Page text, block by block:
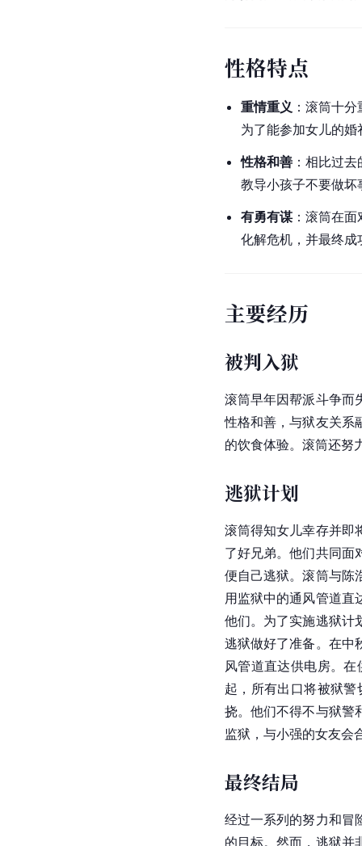
性格特点
重情重义 ：滚筒十
为了能参加女儿的
性格和善 ：相比过
教导小孩子不要做
有勇有谋：滚筒在面
化解危机，并最终
主要经历
被判入狱
滚筒早年因帮派斗争而
性格和善，与狱友关系
的饮食体验。滚筒还努
逃狱计划
滚筒得知女儿幸存并
了好兄弟。他们共同面
便自己逃狱。滚筒与陈
用监狱中的通风管道直
他们。为了实施逃狱计
逃狱做好了准备。在中
风管道直达供电房。
起，所有出口将被狱
挠。他们不得不与狱警
监狱，与小强的女友会
最终结局
经过一系列的努力和冒
的目标。然而，逃狱并